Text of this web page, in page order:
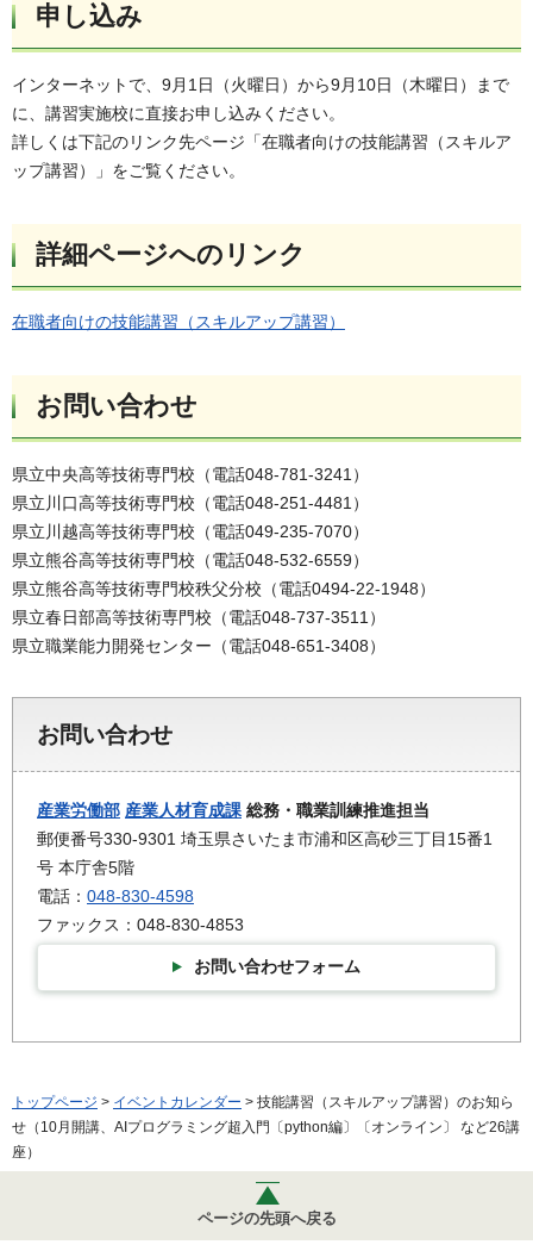
申し込み
インターネットで、9月1日（火曜日）から9月10日（木曜日）まで
に、講習実施校に直接お申し込みください。
詳しくは下記のリンク先ページ「在職者向けの技能講習（スキルア
ップ講習）」をご覧ください。
詳細ページへのリンク
在職者向けの技能講習（スキルアップ講習）
お問い合わせ
県立中央高等技術専門校（電話048-781-3241）
県立川口高等技術専門校（電話048-251-4481）
県立川越高等技術専門校（電話049-235-7070）
県立熊谷高等技術専門校（電話048-532-6559）
県立熊谷高等技術専門校秩父分校（電話0494-22-1948）
県立春日部高等技術専門校（電話048-737-3511）
県立職業能力開発センター（電話048-651-3408）
お問い合わせ
産業労働部 産業人材育成課 総務・職業訓練推進担当
郵便番号330-9301 埼玉県さいたま市浦和区高砂三丁目15番1
号 本庁舎5階
電話： 048-830-4598
ファックス：048-830-4853
お問い合わせフォーム
トップページ > イベントカレンダー > 技能講習（スキルアップ講習）のお知ら
せ（10月開講、AIプログラミング超入門〔python編〕〔オンライン〕 など26講
座）
ページの先頭へ戻る